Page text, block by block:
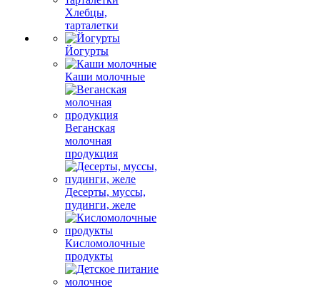
Хлебцы,
тарталетки
Йогурты
Каши молочные
Веганская
молочная
продукция
Десерты, муссы,
пудинги, желе
Кисломолочные
продукты